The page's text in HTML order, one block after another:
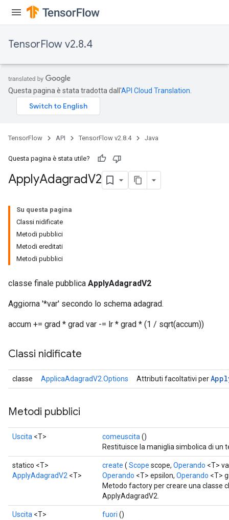
TensorFlow v2.8.4
Questa pagina è stata tradotta dall'API Cloud Translation
TensorFlow API TensorFlow v2.8.4 Java
Questa pagina è stata utile?
ApplyAdagradV2
Su questa pagina
Classi nidificate
Metodi pubblici
Metodi ereditati
Metodi pubblici
classe finale pubblica ApplyAdagradV2
Aggiorna '*var' secondo lo schema adagrad.
accum += grad * grad var -= lr * grad * (1 / sqrt(accum))
Classi nidificate
classe ApplicaAdagradV2.Options Attributi facoltativi per
Metodi pubblici
Uscita <T> comeuscita ()
Restituisce la maniglia simbolica di un
statico <T>
ApplyAdagradV2 <T>
create ( Scope scope, Operando <T>
Operando <T> epsilon, Operando <T>
Metodo factory per creare una classe
ApplyAdagradV2.
Uscita <T> fuori ()